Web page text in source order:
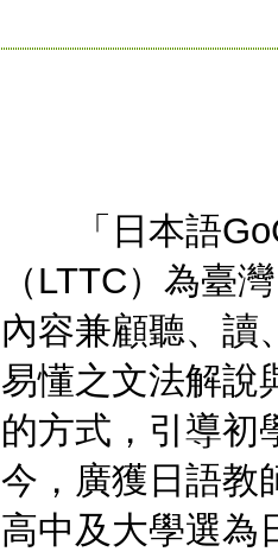
「日本語
（LTTC）為臺
內容兼顧聽、讀
易懂之文法解說
的方式，引導初
今，廣獲日語教
高中及大學選為